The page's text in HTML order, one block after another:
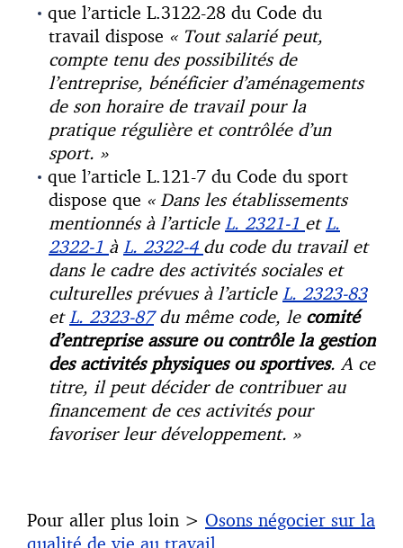
que l’article L.3122-28 du Code du
travail dispose « Tout salarié peut,
compte tenu des possibilités de
l’entreprise, bénéficier d’aménagements
de son horaire de travail pour la
pratique régulière et contrôlée d’un
sport. »
que l’article L.121-7 du Code du sport
dispose que « Dans les établissements
mentionnés à l’article L. 2321-1 etL.
2322-1 à L. 2322-4 du code du travail et
dans le cadre des activités sociales et
culturelles prévues à l’article L. 2323-83
etL. 2323-87du même code, le comité
d’entreprise assure ou contrôle la gestion
des activités physiques ou sportives. A ce
titre, il peut décider de contribuer au
financement de ces activités pour
favoriser leur développement. »
Pour aller plus loin > Osons négocier sur la
qualité de vie au travail